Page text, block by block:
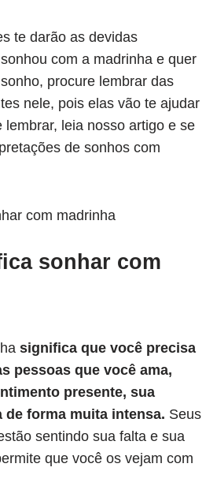
te darão as devidas
com a madrinha e quer
procure lembrar das
nele, pois elas vão te ajudar
lembrar, leia nosso artigo e se
de sonhos com
sonhar com
significa que você precisa
pessoas que você ama,
presente, sua
de forma muita intensa. Seus
sentindo sua falta e sua
que você os vejam com